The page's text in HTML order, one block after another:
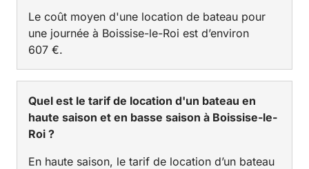
Le coût moyen d'une location de bateau pour
une journée à Boissise-le-Roi est d’environ
607 €.
Quel est le tarif de location d'un bateau en
haute saison et en basse saison à Boissise-le-
Roi ?
En haute saison, le tarif de location d’un bateau